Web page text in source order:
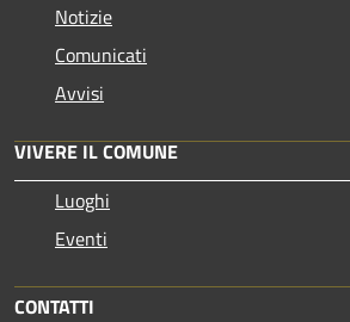
Notizie
Comunicati
Avvisi
VIVERE IL COMUNE
Luoghi
Eventi
CONTATTI